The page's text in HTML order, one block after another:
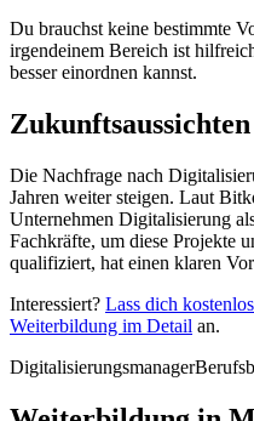
Du brauchst keine bestimmte
irgendeinem Bereich ist
besser einordnen kannst.
Zukunftsaussichten
Die Nachfrage nach
Jahren weiter steigen. Laut
Unternehmen Digitalisierung
Fachkräfte, um diese Projekte
qualifiziert, hat einen klaren
Interessiert? Lass dich
Weiterbildung im Detail an.
Digitalisierungsmanager